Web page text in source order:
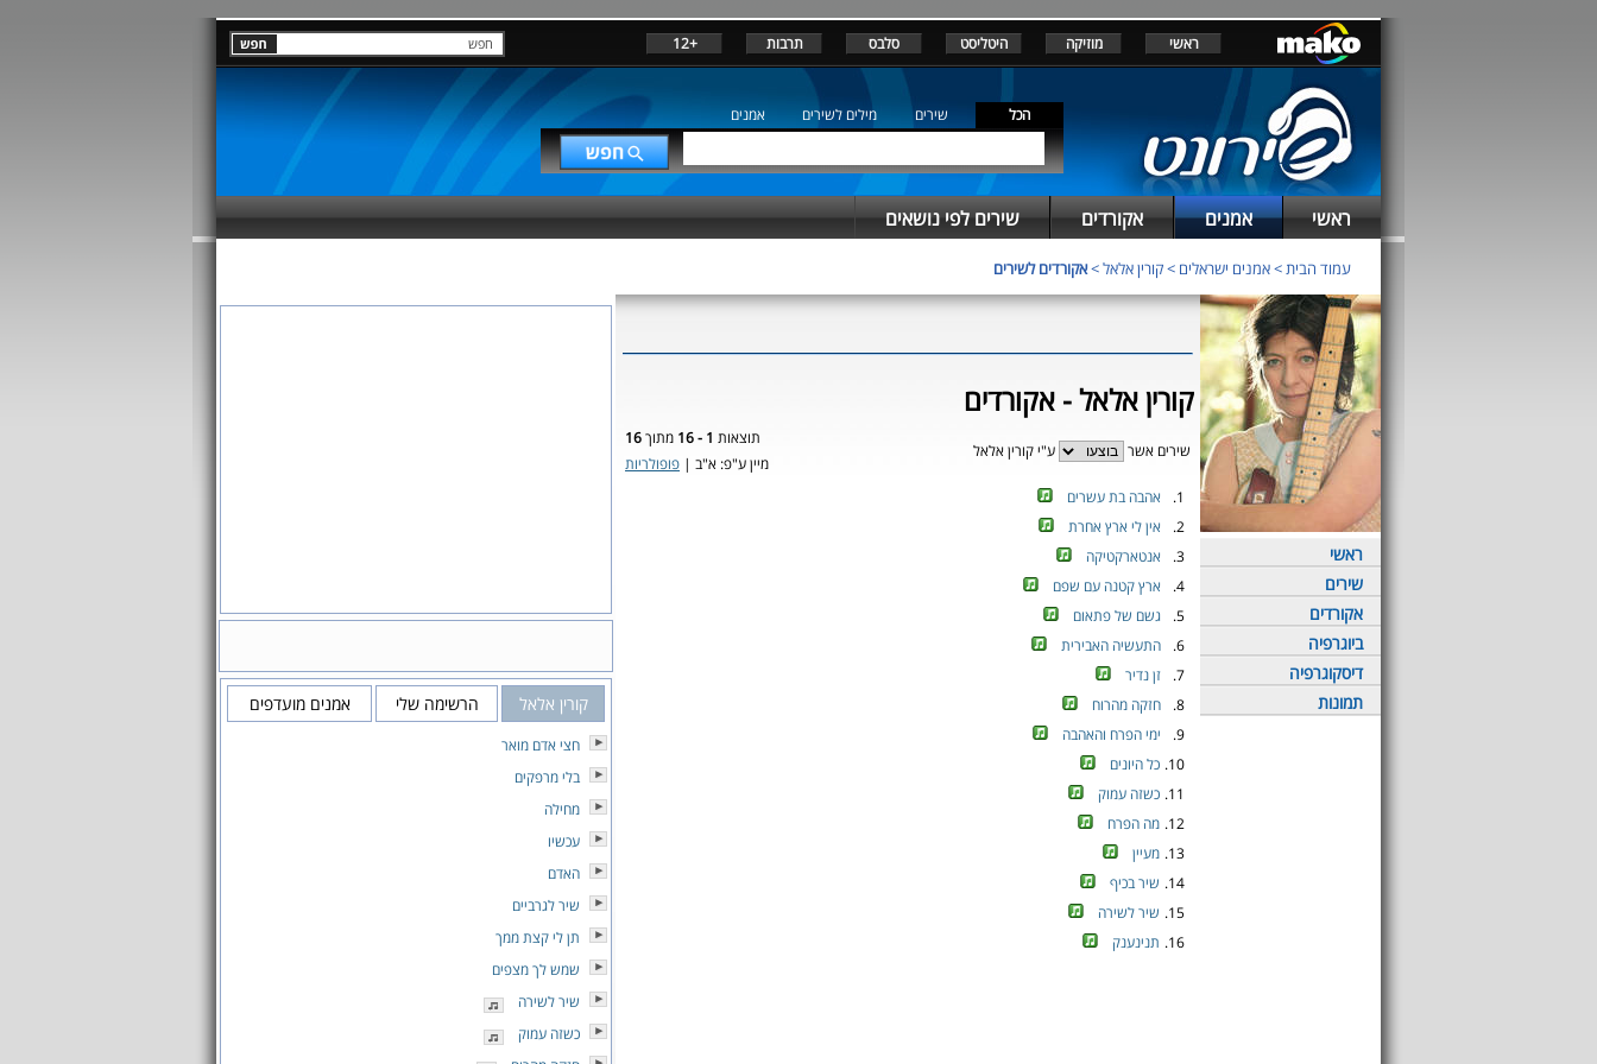
ראשי מוזיקה היטליסט סלבס תרבות +12
הכל שירים מילים לשירים אמנים
ראשי אמנים אקורדים שירים לפי נושאים
עמוד הבית>אמנים ישראלים >קורין אלאל>אקורדים לשירים
ראשי
שירים
אקורדים
ביוגרפיה
דיסקוגרפיה
תמונות
קורין אלאל - אקורדים
שירים אשר ע"י קורין אלאל
תוצאות 1 - 16 מתוך16
מיין ע"פ: א"ב | פופולריות
1.
אהבה בת עשרים
2.
אין לי ארץ אחרת
3.
אנטארקטיקה
4.
ארץ קטנה עם שפם
5.
גשם של פתאום
6.
התעשיה האבירית
7.
זן נדיר
8.
חזקה מהרוח
9.
ימי הפרח והאהבה
10. כל היונים
11. כשזה עמוק
12. מה הפרח
13. מעיין
14. שיר בכיף
15. שיר לשירה
16. תנינענק
קורין אלאל הרשימה שלי אמנים מועדפים
חצי אדם מואר
בלי מרפקים
מחילה
עכשיו
האדם
שיר לגרביים
תן לי קצת ממך
שמש לך מצפים
שיר לשירה
כשזה עמוק